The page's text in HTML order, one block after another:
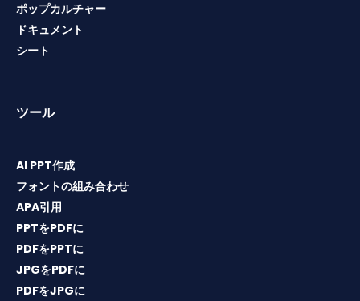
ポップカルチャー
ドキュメント
シート
ツール
AI PPT作成
フォントの組み合わせ
APA引用
PPTをPDFに
PDFをPPTに
JPGをPDFに
PDFをJPGに